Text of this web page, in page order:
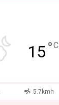
15°C
5.7kmh